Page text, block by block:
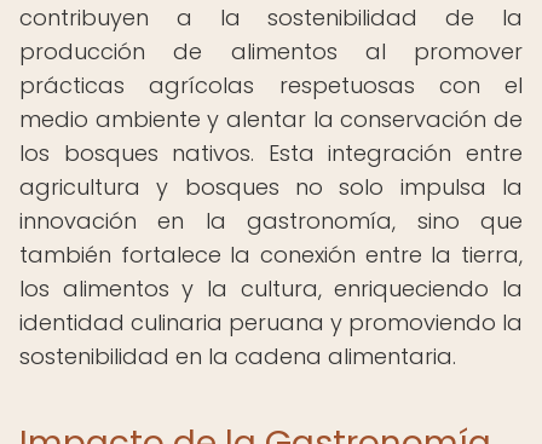
contribuyen a la sostenibilidad de la
producción de alimentos al promover
prácticas agrícolas respetuosas con el
medio ambiente y alentar la conservación de
los bosques nativos. Esta integración entre
agricultura y bosques no solo impulsa la
innovación en la gastronomía, sino que
también fortalece la conexión entre la tierra,
los alimentos y la cultura, enriqueciendo la
identidad culinaria peruana y promoviendo la
sostenibilidad en la cadena alimentaria.